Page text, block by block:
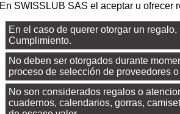
En SWISSLUB SAS el aceptar u ofrecer
En el caso de querer otorgar un
Cumplimiento.
No deben ser otorgados durante
proceso de selección de proveedores
No son considerados regalos o
cuadernos, calendarios, gorras,